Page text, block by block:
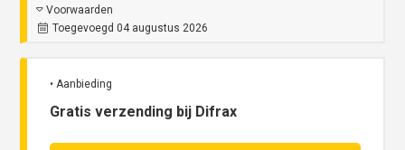
Voorwaarden
Toegevoegd 04 augustus 2026
• Aanbieding
Gratis verzending bij Difrax